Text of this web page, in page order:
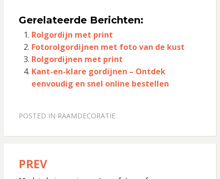
Gerelateerde Berichten:
Rolgordijn met print
Fotorolgordijnen met foto van de kust
Rolgordijnen met print
Kant-en-klare gordijnen – Ontdek
eenvoudig en snel online bestellen
POSTED IN RAAMDECORATIE
Bericht
PREV